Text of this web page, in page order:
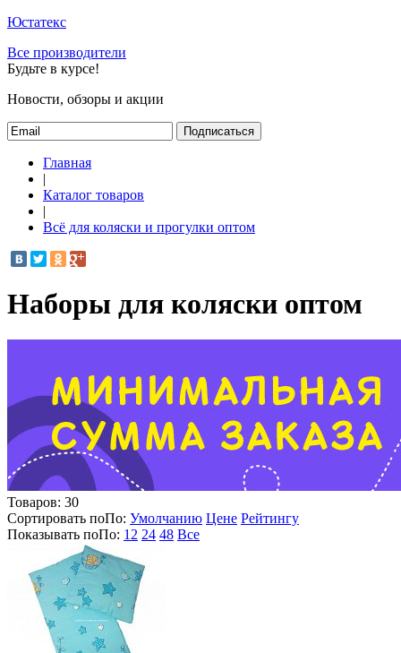
Юстатекс
Все производители
Будьте в курсе!
Новости, обзоры и акции
Подписаться
Главная
|
Каталог товаров
|
Всё для коляски и прогулки оптом
Наборы для коляски оптом
Товаров: 30
Сортировать поПо: Умолчанию Цене Рейтингу
Показывать поПо: 12 24 48 Все